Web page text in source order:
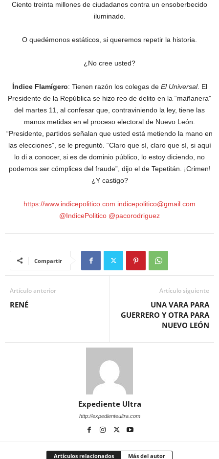
Ciento treinta millones de ciudadanos contra un ensoberbecido
iluminado.
O quedémonos estáticos, si queremos repetir la historia.
¿No cree usted?
Índice Flamígero: Tienen razón los colegas de El Universal. El
Presidente de la República se hizo reo de delito en la “mañanera”
del martes 11, al confesar que, contraviniendo la ley, tiene las
manos metidas en el proceso electoral de Nuevo León.
“Presidente, partidos señalan que usted está metiendo la mano en
las elecciones”, se le preguntó. “Claro que sí, claro que sí, si aquí
lo di a conocer, si es de dominio público, lo estoy diciendo, no
podemos ser cómplices del fraude”, dijo el de Tepetitán. ¡Crimen!
¿Y castigo?
https://www.indicepolitico.com indicepolitico@gmail.com
@IndicePolitico @pacorodriguez
Compartir
Artículo anterior
RENÉ
Artículo siguiente
UNA VARA PARA
GUERRERO Y OTRA PARA
NUEVO LEÓN
Expediente Ultra
http://expedienteultra.com
Artículos relacionados Más del autor